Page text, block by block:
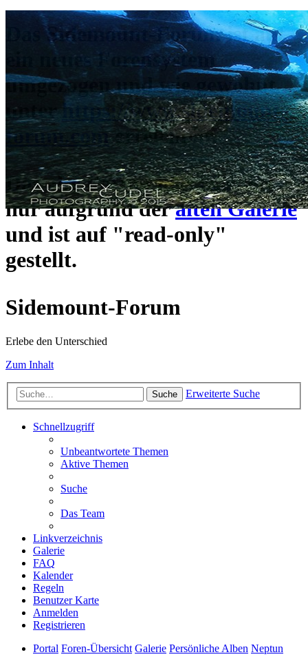
Das Sidemount-Forum ist auf
ein neues Forensystem
umgezogen und wie gewohnt
unterhttps://www.sidemount-
forum.comerreichbar.
Das alte Forum hier existiert
nur aufgrund deralten Galerie
und ist auf "read-only"
gestellt.
Sidemount-Forum
Erlebe den Unterschied
Zum Inhalt
Suche Erweiterte Suche
Schnellzugriff
Unbeantwortete Themen
Aktive Themen
Suche
Das Team
Linkverzeichnis
Galerie
FAQ
Kalender
Regeln
Benutzer Karte
Anmelden
Registrieren
Portal Foren-Übersicht Galerie Persönliche Alben Neptun